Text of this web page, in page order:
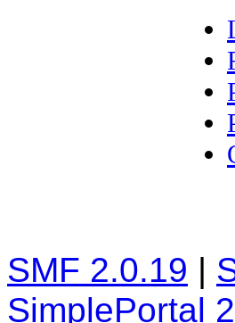
SMF 2.0.19 |
SimplePortal